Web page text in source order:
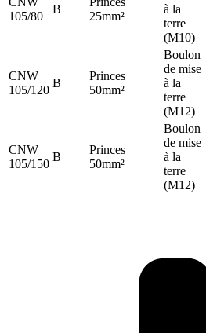
105/80
B
25mm²
à la
terre
(M10)
CNW
105/120
B
Princes
50mm²
Boulon
de mise
à la
terre
(M12)
CNW
105/150
B
Princes
50mm²
Boulon
de mise
à la
terre
(M12)